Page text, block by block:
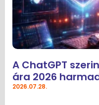
A ChatGPT
ára 2026
2026.07.28.